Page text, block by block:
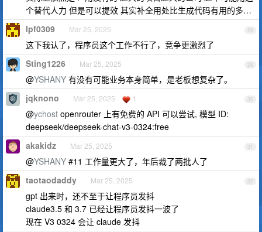
个替代人力 但是可以提效 其实补全用处比生成代码有用的多…
28
lpf0309 Mar 25, 2025
这下我认了，程序员这个工作不行了，竞争更激烈了
29
Sting1226 Mar 25, 2025
@YSHANY 有没有可能业务本身简单，是老板想复杂了。
30
jqknono Mar 25, 2025 1
@ychost openrouter 上有免费的 API 可以尝试, 模型 ID:
deepseek/deepseek-chat-v3-0324:free
31
akakidz Mar 25, 2025
@YSHANY #11 工作量更大了，年后裁了两批人了
32
taotaodaddy Mar 25, 2025
gpt 出来时，还不至于让程序员发抖
claude3.5 和 3.7 已经让程序员发抖一波了
现在 V3 0324 会让 claude 发抖